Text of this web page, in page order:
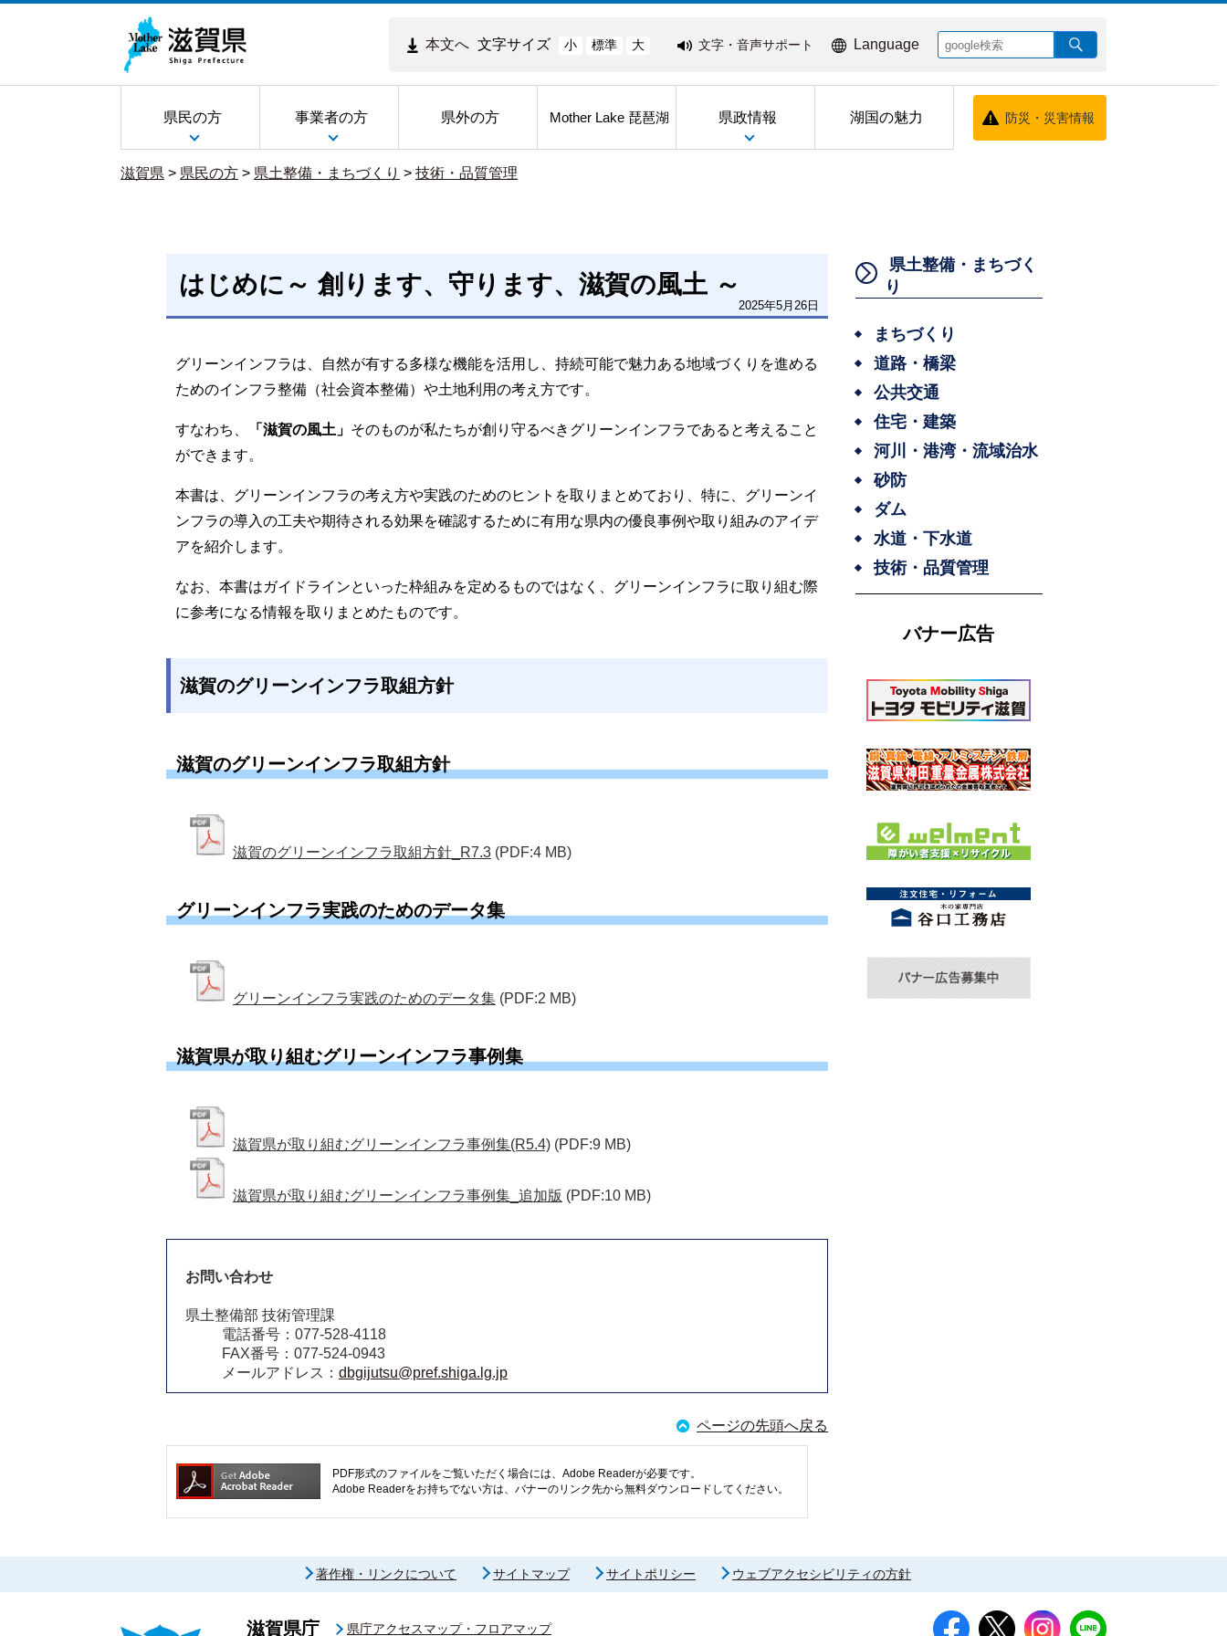
本文へ 文字サイズ 小 標準 大 文字・音声サポート Language
県民の方 事業者の方 県外の方 Mother Lake 琵琶湖 県政情報 湖国の魅力 防災・災害情報
滋賀県 > 県民の方 > 県土整備・まちづくり > 技術・品質管理
はじめに～ 創ります、守ります、滋賀の風土 ～
2025年5月26日
グリーンインフラは、自然が有する多様な機能を活用し、持続可能で魅力ある地域づくりを進める
ためのインフラ整備（社会資本整備）や土地利用の考え方です。
すなわち、 「滋賀の風土」 そのものが私たちが創り守るべきグリーンインフラであると考えること
ができます。
本書は、グリーンインフラの考え方や実践のためのヒントを取りまとめており、特に、グリーンイ
ンフラの導入の工夫や期待される効果を確認するために有用な県内の優良事例や取り組みのアイデ
アを紹介します。
なお、本書はガイドラインといった枠組みを定めるものではなく、グリーンインフラに取り組む際
に参考になる情報を取りまとめたものです。
滋賀のグリーンインフラ取組方針
滋賀のグリーンインフラ取組方針
滋賀のグリーンインフラ取組方針_R7.3 (PDF:4 MB)
グリーンインフラ実践のためのデータ集
グリーンインフラ実践のためのデータ集 (PDF:2 MB)
滋賀県が取り組むグリーンインフラ事例集
滋賀県が取り組むグリーンインフラ事例集(R5.4) (PDF:9 MB)
滋賀県が取り組むグリーンインフラ事例集_追加版 (PDF:10 MB)
お問い合わせ
県土整備部 技術管理課
電話番号：077-528-4118
FAX番号：077-524-0943
メールアドレス： dbgijutsu@pref.shiga.lg.jp
ページの先頭へ戻る
PDF形式のファイルをご覧いただく場合には、Adobe Readerが必要です。
Adobe Readerをお持ちでない方は、バナーのリンク先から無料ダウンロードしてください。
県土整備・まちづく
り
まちづくり
道路・橋梁
公共交通
住宅・建築
河川・港湾・流域治水
砂防
ダム
水道・下水道
技術・品質管理
バナー広告
著作権・リンクについて サイトマップ サイトポリシー ウェブアクセシビリティの方針
滋賀県庁 県庁アクセスマップ・フロアマップ